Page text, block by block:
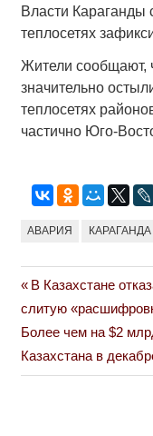
Власти Караганды
теплосетях
Жители сообщают,
значительно
теплосетях
частично Юго-
АВАРИЯ КАРАГАНДА
Навигация
по
записям
Previous
Post:
В Казахстане
слитую
Next
Post:
Более чем на $2
Казахстана в